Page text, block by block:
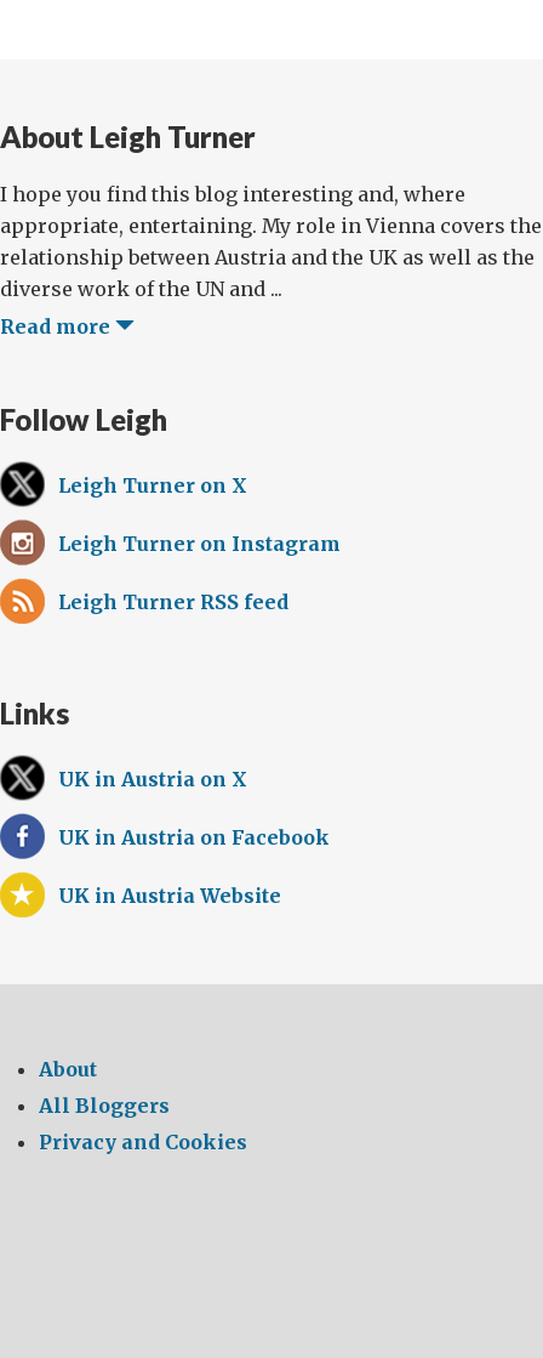
About Leigh Turner
I hope you find this blog interesting and, where
appropriate, entertaining. My role in Vienna covers the
relationship between Austria and the UK as well as the
diverse work of the UN and ...
Read more
Follow Leigh
Leigh Turner on X
Leigh Turner on Instagram
Leigh Turner RSS feed
Links
UK in Austria on X
UK in Austria on Facebook
UK in Austria Website
About
All Bloggers
Privacy and Cookies